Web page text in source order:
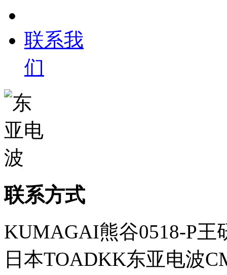
联系我
们
联系方式
KUMAGAI熊谷0518-P王
日本TOADKK东亚电波